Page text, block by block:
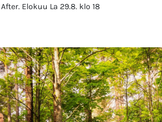
Elokuu La 29.8. klo 18